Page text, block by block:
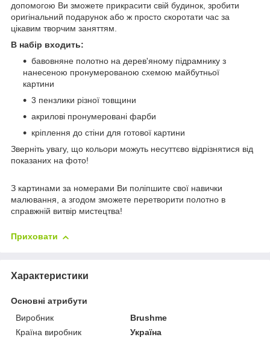
допомогою Ви зможете прикрасити свій будинок, зробити
оригінальний подарунок або ж просто скоротати час за
цікавим творчим заняттям.
В набір входить:
бавовняне полотно на дерев'яному підрамнику з
нанесеною пронумерованою схемою майбутньої
картини
3 пензлики різної товщини
акрилові пронумеровані фарби
кріплення до стіни для готової картини
Зверніть увагу, що кольори можуть несуттєво відрізнятися від
показаних на фото!
З картинами за номерами Ви поліпшите свої навички
малювання, а згодом зможете перетворити полотно в
справжній витвір мистецтва!
Приховати
Характеристики
Основні атрибути
Виробник
Brushme
Країна виробник
Україна